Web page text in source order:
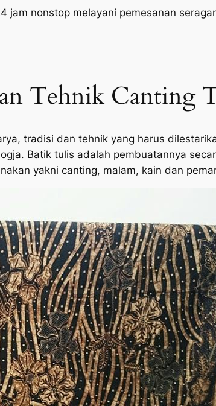
nonstop melayani pemesanan
Tehnik Canting
tradisi dan tehnik yang harus
Batik tulis adalah pembuatannya
yakni canting, malam, kain dan